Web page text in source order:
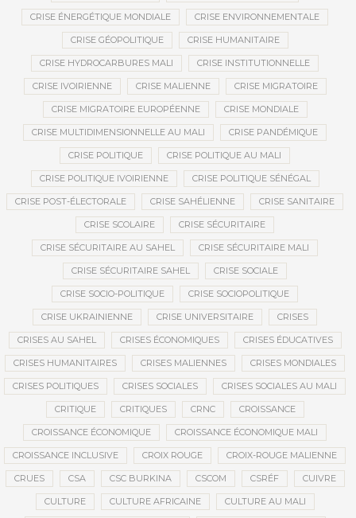
CRISE ÉNERGÉTIQUE MONDIALE CRISE ENVIRONNEMENTALE
CRISE GÉOPOLITIQUE CRISE HUMANITAIRE
CRISE HYDROCARBURES MALI CRISE INSTITUTIONNELLE
CRISE IVOIRIENNE CRISE MALIENNE CRISE MIGRATOIRE
CRISE MIGRATOIRE EUROPÉENNE CRISE MONDIALE
CRISE MULTIDIMENSIONNELLE AU MALI CRISE PANDÉMIQUE
CRISE POLITIQUE CRISE POLITIQUE AU MALI
CRISE POLITIQUE IVOIRIENNE CRISE POLITIQUE SÉNÉGAL
CRISE POST-ÉLECTORALE CRISE SAHÉLIENNE CRISE SANITAIRE
CRISE SCOLAIRE CRISE SÉCURITAIRE
CRISE SÉCURITAIRE AU SAHEL CRISE SÉCURITAIRE MALI
CRISE SÉCURITAIRE SAHEL CRISE SOCIALE
CRISE SOCIO-POLITIQUE CRISE SOCIOPOLITIQUE
CRISE UKRAINIENNE CRISE UNIVERSITAIRE CRISES
CRISES AU SAHEL CRISES ÉCONOMIQUES CRISES ÉDUCATIVES
CRISES HUMANITAIRES CRISES MALIENNES CRISES MONDIALES
CRISES POLITIQUES CRISES SOCIALES CRISES SOCIALES AU MALI
CRITIQUE CRITIQUES CRNC CROISSANCE
CROISSANCE ÉCONOMIQUE CROISSANCE ÉCONOMIQUE MALI
CROISSANCE INCLUSIVE CROIX ROUGE CROIX-ROUGE MALIENNE
CRUES CSA CSC BURKINA CSCOM CSRÉF CUIVRE
CULTURE CULTURE AFRICAINE CULTURE AU MALI